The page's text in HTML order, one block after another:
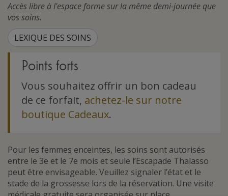
Accès libre à l'espace forme sur la même demi-journée que
vos soins.
LEXIQUE DES SOINS
Points forts
Vous souhaitez offrir un bon cadeau
de ce forfait, achetez-le sur notre
boutique Cadeaux.
Pour les femmes enceintes, les soins sont autorisés
entre le 3e et le 7e mois et seule l’Escapade Thalasso
peut être envisageable. Veuillez signaler l’état et le
stade de la grossesse lors de la réservation. Une visite